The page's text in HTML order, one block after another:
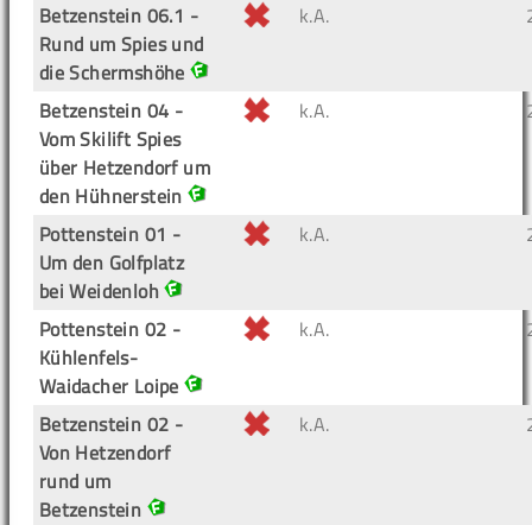
Betzenstein 06.1 -
Rund um Spies und
die Schermshöhe
k.A.
Betzenstein 04 -
Vom Skilift Spies
über Hetzendorf um
den Hühnerstein
k.A.
Pottenstein 01 -
Um den Golfplatz
bei Weidenloh
k.A.
Pottenstein 02 -
Kühlenfels-
Waidacher Loipe
k.A.
Betzenstein 02 -
Von Hetzendorf
rund um
Betzenstein
k.A.